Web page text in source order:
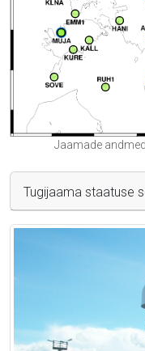
Jaamade
Tugijaama staatuse